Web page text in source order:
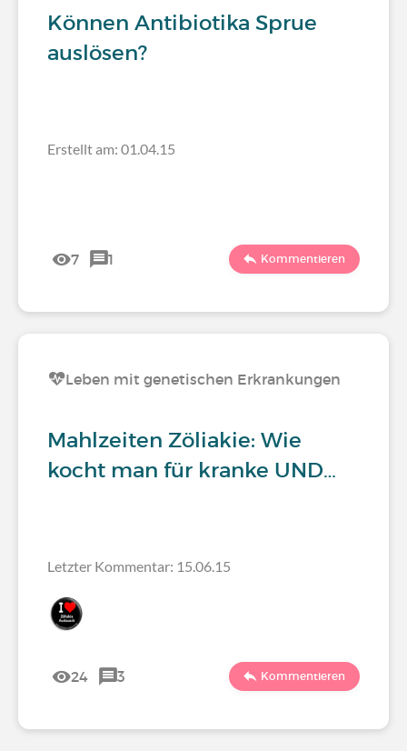
Können Antibiotika Sprue
auslösen?
Erstellt am: 01.04.15
7 1 Kommentieren
Leben mit genetischen Erkrankungen
Mahlzeiten Zöliakie: Wie
kocht man für kranke UND…
Letzter Kommentar: 15.06.15
24 3 Kommentieren